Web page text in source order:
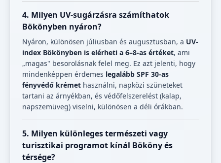
4. Milyen UV-sugárzásra számíthatok
Bökönyben nyáron?
Nyáron, különösen júliusban és augusztusban, a UV-
index Bökönyben is elérheti a 6–8-as értéket, ami
„magas" besorolásnak felel meg. Ez azt jelenti, hogy
mindenképpen érdemes legalább SPF 30-as
fényvédő krémet használni, napközi szüneteket
tartani az árnyékban, és védőfelszerelést (kalap,
napszemüveg) viselni, különösen a déli órákban.
5. Milyen különleges természeti vagy
turisztikai programot kínál Bököny és
térsége?